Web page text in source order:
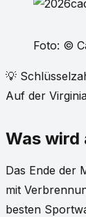
Foto: ©
💡
Auf der
Was wird
Das Ende der
mit
besten